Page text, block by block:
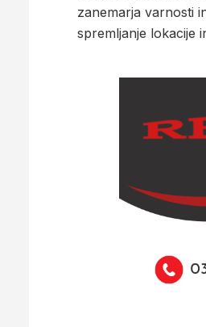
zanemarja varnosti
spremljanje lokacije